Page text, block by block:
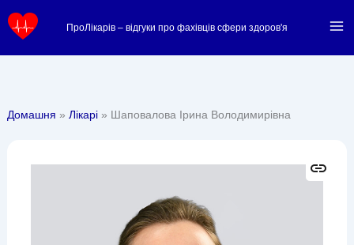
до
ПроЛікарів – відгуки про фахівців сфери здоров'я
Домашня Лікарі Шаповалова Ірина Володимирівна